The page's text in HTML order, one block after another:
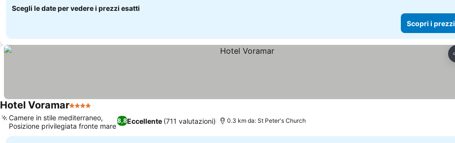
Scegli le date per vedere i prezzi esatti
Scopri i prezzi
Hotel Voramar4 Stelle
8,8Eccellente (711 valutazioni)
Camere in stile mediterraneo,
Posizione privilegiata fronte mare
0.3 km da: St Peter's Church